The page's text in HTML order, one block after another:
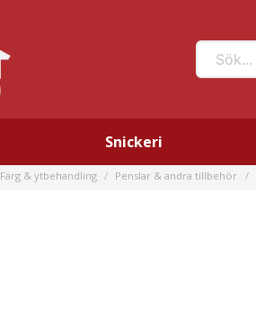
Sök...
Snickeri
Färg & ytbehandling Penslar & andra tillbehör